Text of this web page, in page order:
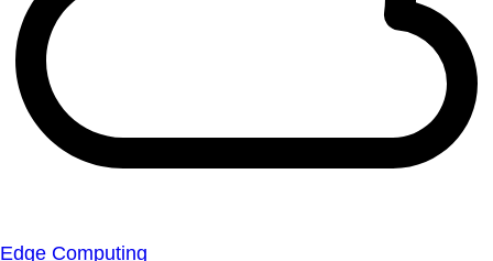
Edge Computing